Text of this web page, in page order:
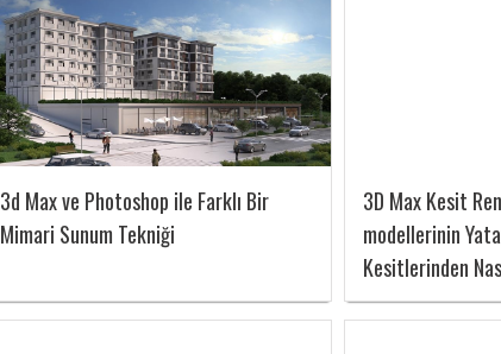
3d Max ve Photoshop ile Farklı Bir
Mimari Sunum Tekniği
3D Max Kesit
modellerinin
Kesitlerinden